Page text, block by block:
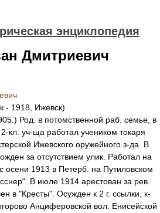
энциклопедия
Дмитриевич
- 1918, Ижевск)
Род. в потомственной раб. семье, в
кл. уч-ща работал учеником токаря
Ижевского оружейного з-да. В
за отсутствием улик. Работал на
осени 1913 в Петерб. на Путиловском
В июле 1914 арестован за рев.
в "Кресты". Осужден к 2 г. ссылки, к-
Анциферовской вол. Енисейской